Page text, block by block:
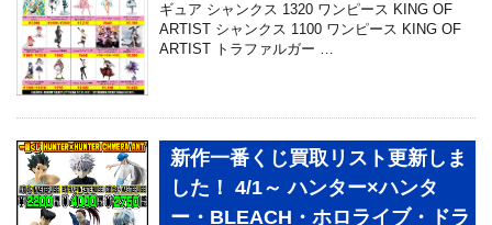
ギュア シャンクス 1320 ワンピース KING OF
ARTIST シャンクス 1100 ワンピース KING OF
ARTIST トラファルガー …
新作一番くじ買取リスト更新しま
した！ 4/1～ ハンター×ハンタ
ー・BLEACH・ホロライブ・ドラ